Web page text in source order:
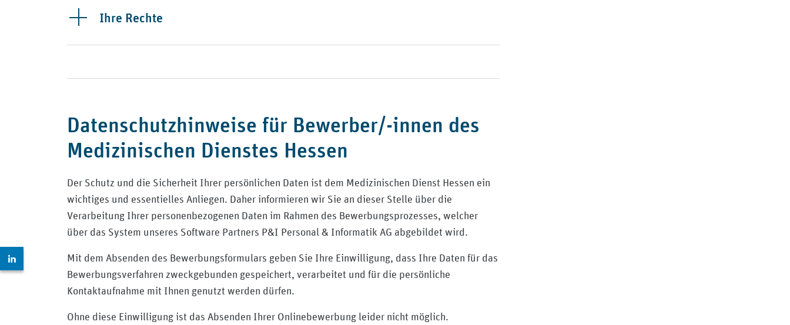
Zur LinkedIn Seite: https://www.linkedin.com/company/medizinischer-dienst-hessen/
Ihre Rechte
Datenschutzhinweise für Bewerber/-innen des
Medizinischen Dienstes Hessen
Der Schutz und die Sicherheit Ihrer persönlichen Daten ist dem Medizinischen Dienst Hessen ein
wichtiges und essentielles Anliegen. Daher informieren wir Sie an dieser Stelle über die
Verarbeitung Ihrer personenbezogenen Daten im Rahmen des Bewerbungsprozesses, welcher
über das System unseres Software Partners P&I Personal & Informatik AG abgebildet wird.
Mit dem Absenden des Bewerbungsformulars geben Sie Ihre Einwilligung, dass Ihre Daten für das
Bewerbungsverfahren zweckgebunden gespeichert, verarbeitet und für die persönliche
Kontaktaufnahme mit Ihnen genutzt werden dürfen.
Ohne diese Einwilligung ist das Absenden Ihrer Onlinebewerbung leider nicht möglich.